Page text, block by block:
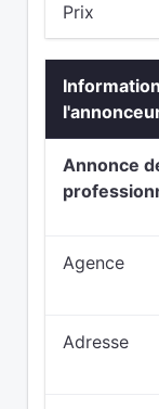
Prix
Annonce
Agence
Adresse